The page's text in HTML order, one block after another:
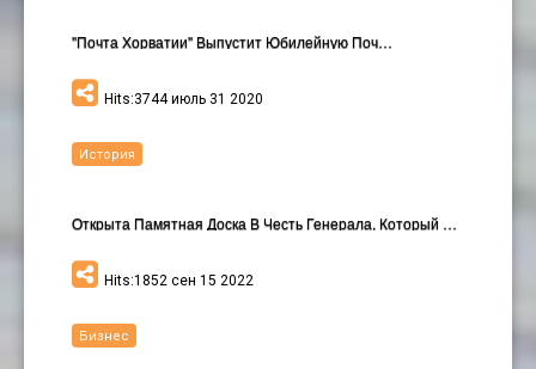
"Почта Хорватии" Выпустит Юбилейную Поч…
Hits:3744 июль 31 2020
Открыта Памятная Доска В Честь Генерала, Который О…
Hits:1852 сен 15 2022
История
Бизнес